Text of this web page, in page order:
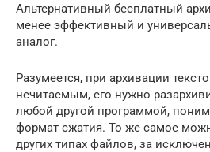
Альтернативный бесплатный
менее эффективный и
аналог.
Разумеется, при архивации
нечитаемым, его нужно
любой другой программой,
формат сжатия. То же самое
других типах файлов, за